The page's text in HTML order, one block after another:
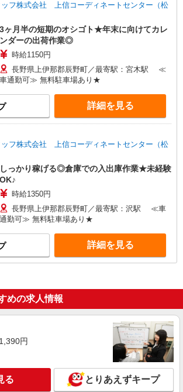
フ株式会社 上信コーディネートセンター（松
3ヶ月半の短期のオシゴト★年末に向けてカレ
ンダーの出荷作業◎
時給1150円
長野県上伊那郡辰野町／最寄駅：宮木駅 ≪
車通勤可≫ 無料駐車場あり★
詳細を見る
フ株式会社 上信コーディネートセンター（松
しっかり稼げる◎倉庫での入出庫作業★未経験
OK♪
時給1350円
長野県上伊那郡辰野町／最寄駅：沢駅 ≪車
通勤可≫ 無料駐車場あり★
詳細を見る
めの求人情報
円
る とりあえずキープ